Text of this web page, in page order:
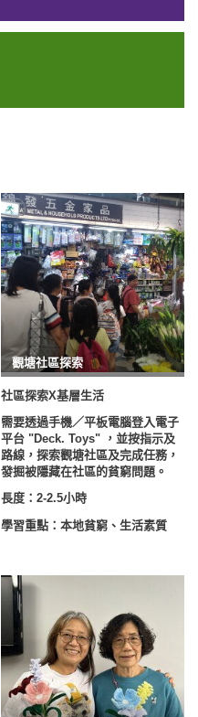
觀塘社區探索
社區探索X基層生活
需要透過手機／平板電腦登入電子
平台 "Deck. Toys" ，並按指示及
路線，探索觀塘社區及完成任務，
發掘被隱藏在社區的貧窮問題。
長度：2-2.5小時
學習重點：本地貧窮、生活素質